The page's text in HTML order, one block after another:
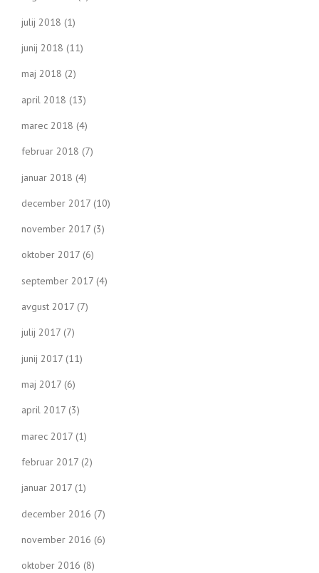
julij 2018 (1)
junij 2018 (11)
maj 2018 (2)
april 2018 (13)
marec 2018 (4)
februar 2018 (7)
januar 2018 (4)
december 2017 (10)
november 2017 (3)
oktober 2017 (6)
september 2017 (4)
avgust 2017 (7)
julij 2017 (7)
junij 2017 (11)
maj 2017 (6)
april 2017 (3)
marec 2017 (1)
februar 2017 (2)
januar 2017 (1)
december 2016 (7)
november 2016 (6)
oktober 2016 (8)